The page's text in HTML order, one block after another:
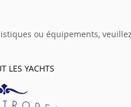
ou équipements,
LES YACHTS